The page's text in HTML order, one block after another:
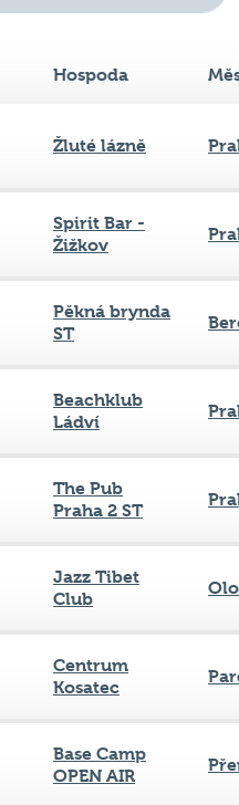
Hospoda
Žluté lázně
Spirit Bar -
Žižkov
Pěkná brynda
ST
Beachklub
Ládví
The Pub
Praha 2 ST
Jazz Tibet
Club
Centrum
Kosatec
Base Camp
OPEN AIR